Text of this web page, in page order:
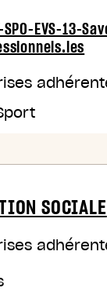
SPO-EVS-13-
SOCIALE